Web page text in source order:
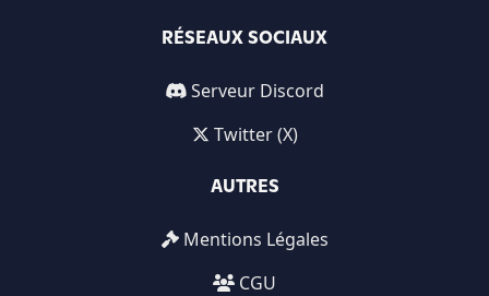
RÉSEAUX SOCIAUX
Serveur Discord
Twitter (X)
AUTRES
Mentions Légales
CGU